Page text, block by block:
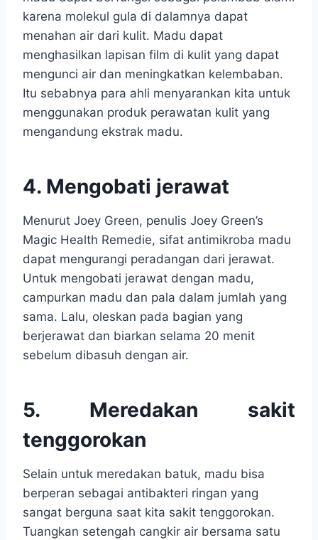
karena molekul gula di dalamnya dapat
menahan air dari kulit. Madu dapat
menghasilkan lapisan film di kulit yang dapat
mengunci air dan meningkatkan kelembaban.
Itu sebabnya para ahli menyarankan kita untuk
menggunakan produk perawatan kulit yang
mengandung ekstrak madu.
4. Mengobati jerawat
Menurut Joey Green, penulis Joey Green’s
Magic Health Remedie, sifat antimikroba madu
dapat mengurangi peradangan dari jerawat.
Untuk mengobati jerawat dengan madu,
campurkan madu dan pala dalam jumlah yang
sama. Lalu, oleskan pada bagian yang
berjerawat dan biarkan selama 20 menit
sebelum dibasuh dengan air.
5. Meredakan sakit
tenggorokan
Selain untuk meredakan batuk, madu bisa
berperan sebagai antibakteri ringan yang
sangat berguna saat kita sakit tenggorokan.
Tuangkan setengah cangkir air bersama satu